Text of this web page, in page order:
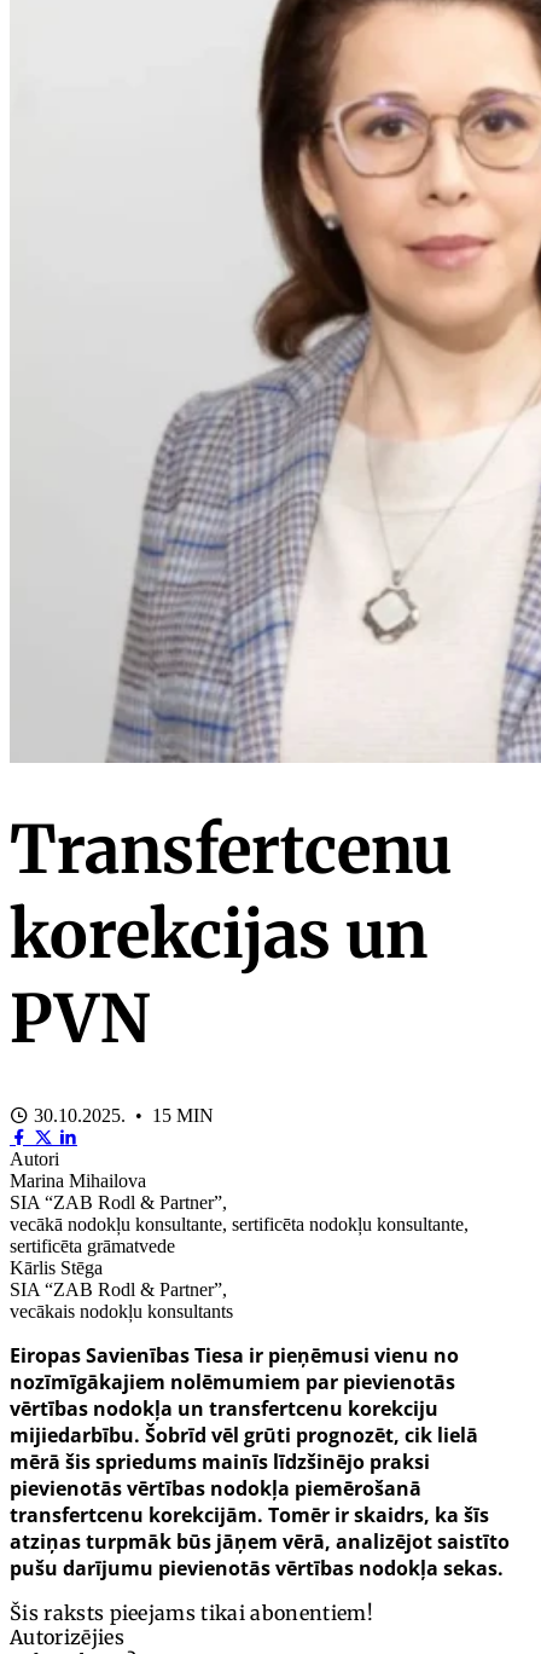
Transfertcenu
korekcijas un
PVN
30.10.2025. • 15 MIN
Autori
Marina Mihailova
SIA “ZAB Rodl & Partner”,
vecākā nodokļu konsultante, sertificēta nodokļu konsultante,
sertificēta grāmatvede
Kārlis Stēga
SIA “ZAB Rodl & Partner”,
vecākais nodokļu konsultants
Eiropas Savienības Tiesa ir pieņēmusi vienu no
nozīmīgākajiem nolēmumiem par pievienotās
vērtības nodokļa un transfertcenu korekciju
mijiedarbību. Šobrīd vēl grūti prognozēt, cik lielā
mērā šis spriedums mainīs līdzšinējo praksi
pievienotās vērtības nodokļa piemērošanā
transfertcenu korekcijām. Tomēr ir skaidrs, ka šīs
atziņas turpmāk būs jāņem vērā, analizējot saistīto
pušu darījumu pievienotās vērtības nodokļa sekas.
Šis raksts pieejams tikai abonentiem!
Autorizējies